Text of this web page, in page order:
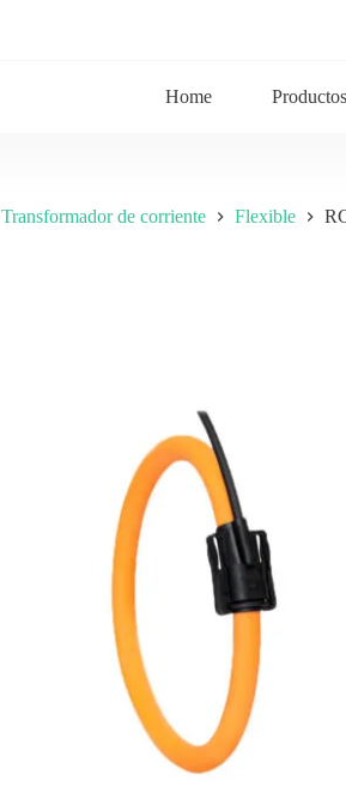
Home Productos
Transformador de corriente Flexible